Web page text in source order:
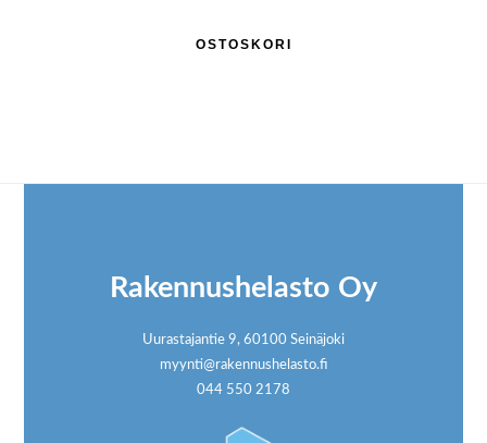
OSTOSKORI
Rakennushelasto Oy
Uurastajantie 9, 60100 Seinäjoki
myynti@rakennushelasto.fi
044 550 2178